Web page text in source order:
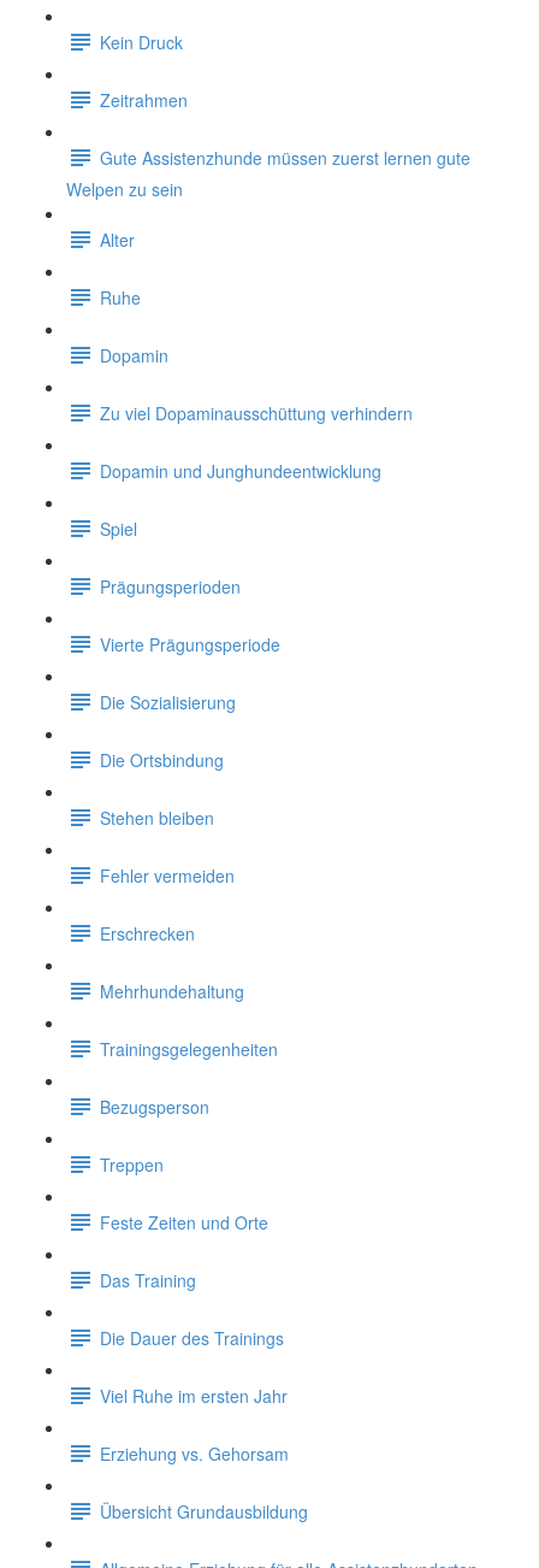
Kein Druck
Zeitrahmen
Gute Assistenzhunde müssen zuerst lernen gute
Welpen zu sein
Alter
Ruhe
Dopamin
Zu viel Dopaminausschüttung verhindern
Dopamin und Junghundeentwicklung
Spiel
Prägungsperioden
Vierte Prägungsperiode
Die Sozialisierung
Die Ortsbindung
Stehen bleiben
Fehler vermeiden
Erschrecken
Mehrhundehaltung
Trainingsgelegenheiten
Bezugsperson
Treppen
Feste Zeiten und Orte
Das Training
Die Dauer des Trainings
Viel Ruhe im ersten Jahr
Erziehung vs. Gehorsam
Übersicht Grundausbildung